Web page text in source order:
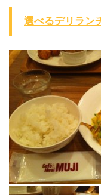
選べるデリラン